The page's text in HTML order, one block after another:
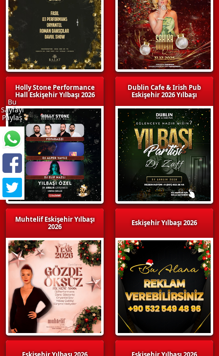
Holly Stone Performance
Hall Eskişehir Yılbaşı 2026
Muhtelif Eskişehir Yılbaşı
2026
Dublin Cafe & Irish Pub
Eskişehir 2026 Yılbaşı
Eskişehir Yılbaşı 2026
Bu
Sayfayı
Paylaş